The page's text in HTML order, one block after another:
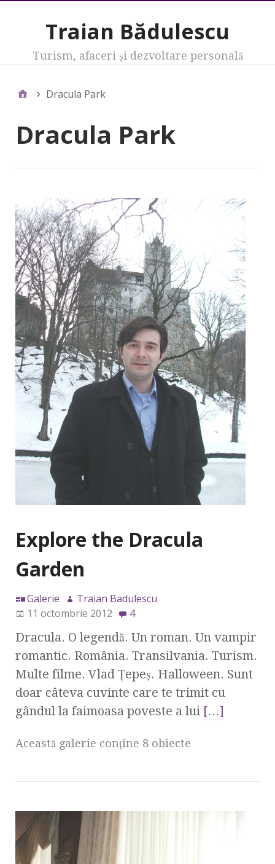
Traian Bădulescu
Turism, afaceri şi dezvoltare personală
Dracula Park
Dracula Park
Explore the Dracula
Garden
Galerie
Traian Badulescu
11 octombrie 2012
4
Dracula. O legendă. Un roman. Un vampir
romantic. România. Transilvania. Turism.
Multe filme. Vlad Ţepeş. Halloween. Sunt
doar câteva cuvinte care te trimit cu
gândul la faimoasa poveste a lui […]
Această galerie conţine 8 obiecte